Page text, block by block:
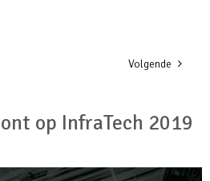
Volgende
op InfraTech 2019